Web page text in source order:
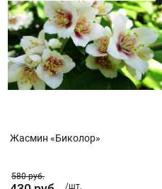
Жасмин «Биколор»
580руб.
/шт.